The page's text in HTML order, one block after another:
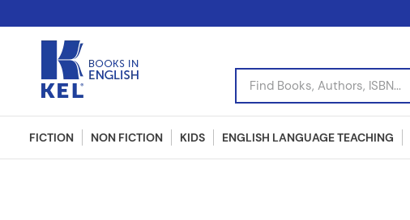
Find Books, Authors, ISBN...
FICTION NON FICTION KIDS ENGLISH LANGUAGE TEACHING